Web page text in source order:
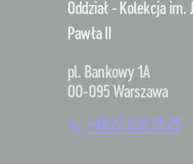
Oddział - Kolekcja im.
Pawła II
pl. Bankowy 1A
00-095 Warszawa
+48 22 620 27 25